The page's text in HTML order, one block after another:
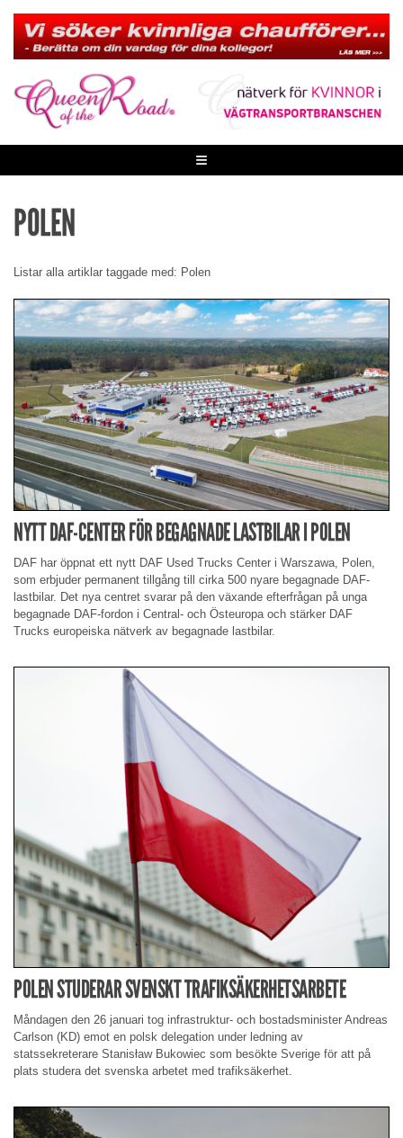
content
≡
POLEN
Listar alla artiklar taggade med: Polen
NYTT DAF-CENTER FÖR BEGAGNADE LASTBILAR I POLEN
DAF har öppnat ett nytt DAF Used Trucks Center i Warszawa, Polen,
som erbjuder permanent tillgång till cirka 500 nyare begagnade DAF-
lastbilar. Det nya centret svarar på den växande efterfrågan på unga
begagnade DAF-fordon i Central- och Östeuropa och stärker DAF
Trucks europeiska nätverk av begagnade lastbilar.
POLEN STUDERAR SVENSKT TRAFIKSÄKERHETSARBETE
Måndagen den 26 januari tog infrastruktur- och bostadsminister Andreas
Carlson (KD) emot en polsk delegation under ledning av
statssekreterare Stanisław Bukowiec som besökte Sverige för att på
plats studera det svenska arbetet med trafiksäkerhet.